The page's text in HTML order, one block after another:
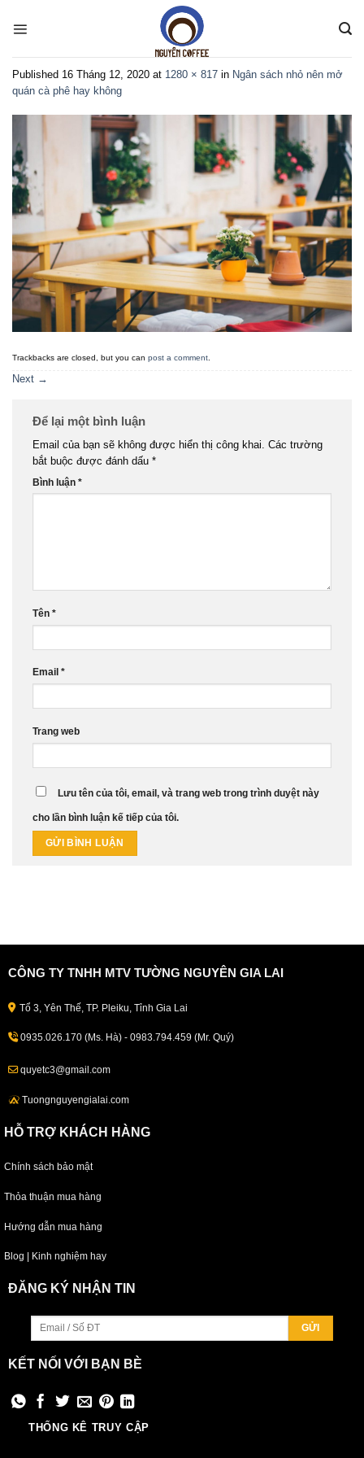
Published 16 Tháng 12, 2020 at 1280 × 817 in Ngân sách nhỏ nên mở
quán cà phê hay không
Trackbacks are closed, but you can post a comment.
Next →
Để lại một bình luận
Email của bạn sẽ không được hiển thị công khai. Các trường
bắt buộc được đánh dấu *
Bình luận *
Tên *
Email *
Trang web
Lưu tên của tôi, email, và trang web trong trình duyệt này
cho lần bình luận kế tiếp của tôi.
CÔNG TY TNHH MTV TƯỜNG NGUYÊN GIA LAI
Tổ 3, Yên Thế, TP. Pleiku, Tỉnh Gia Lai
0935.026.170 (Ms. Hà) - 0983.794.459 (Mr. Quý)
quyetc3@gmail.com
Tuongnguyengialai.com
HỖ TRỢ KHÁCH HÀNG
Chính sách bảo mật
Thỏa thuận mua hàng
Hướng dẫn mua hàng
Blog | Kinh nghiệm hay
ĐĂNG KÝ NHẬN TIN
KẾT NỐI VỚI BẠN BÈ
THỐNG KÊ TRUY CẬP